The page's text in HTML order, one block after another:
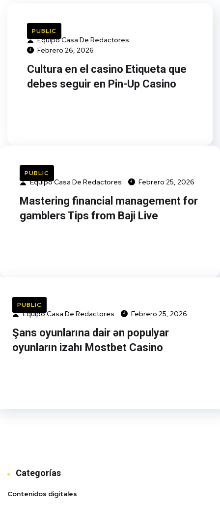
PUBLIC
Equipo Casa De Redactores
Febrero 26, 2026
Cultura en el casino Etiqueta que
debes seguir en Pin-Up Casino
PUBLIC
Equipo Casa De Redactores Febrero 25, 2026
Mastering financial management for
gamblers Tips from Baji Live
PUBLIC
Equipo Casa De Redactores Febrero 25, 2026
Şans oyunlarına dair ən populyar
oyunların izahı Mostbet Casino
Categorías
Contenidos digitales